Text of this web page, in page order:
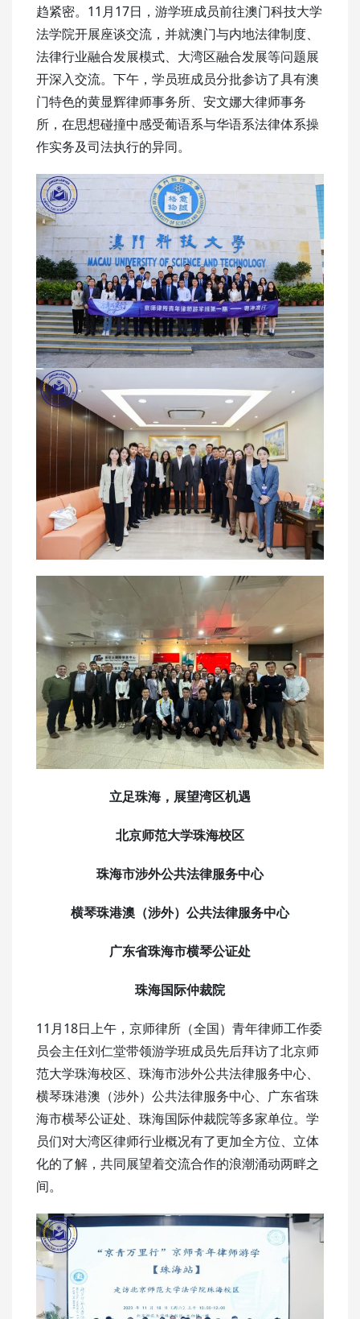
趋紧密。11月17日，游学班成员前往澳门科技大学
法学院开展座谈交流，并就澳门与内地法律制度、
法律行业融合发展模式、大湾区融合发展等问题展
开深入交流。下午，学员班成员分批参访了具有澳
门特色的黄显辉律师事务所、安文娜大律师事务
所，在思想碰撞中感受葡语系与华语系法律体系操
作实务及司法执行的异同。
立足珠海，展望湾区机遇
北京师范大学珠海校区
珠海市涉外公共法律服务中心
横琴珠港澳（涉外）公共法律服务中心
广东省珠海市横琴公证处
珠海国际仲裁院
11月18日上午，京师律所（全国）青年律师工作委
员会主任刘仁堂带领游学班成员先后拜访了北京师
范大学珠海校区、珠海市涉外公共法律服务中心、
横琴珠港澳（涉外）公共法律服务中心、广东省珠
海市横琴公证处、珠海国际仲裁院等多家单位。学
员们对大湾区律师行业概况有了更加全方位、立体
化的了解，共同展望着交流合作的浪潮涌动两畔之
间。